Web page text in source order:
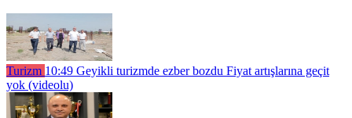
Turizm 10:49 Geyikli turizmde ezber bozdu Fiyat artışlarına geçit
yok (videolu)